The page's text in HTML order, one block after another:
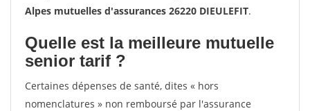
Alpes mutuelles d'assurances 26220 DIEULEFIT.
Quelle est la meilleure mutuelle
senior tarif ?
Certaines dépenses de santé, dites « hors
nomenclatures » non remboursé par l'assurance